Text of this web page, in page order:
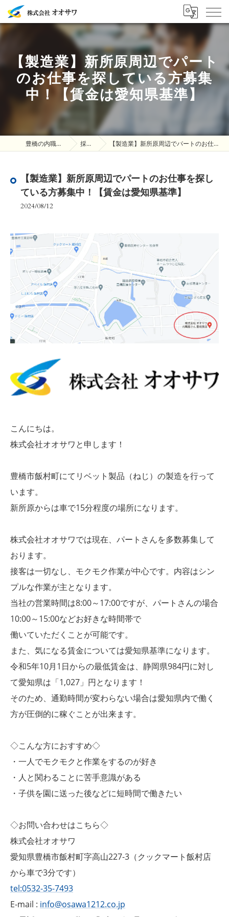
【製造業】新所原周辺でパート
のお仕事を探している方募集
中！【賃金は愛知県基準】
豊橋の内職は株式会社オオサワ 採用ブログ 【製造業】新所原周辺でパートのお仕事を探している方募集中！【賃金は愛知県基準】
【製造業】新所原周辺でパートのお仕事を探し
ている方募集中！【賃金は愛知県基準】
2024/08/12
こんにちは。
株式会社オオサワと申します！
豊橋市飯村町にてリベット製品（ねじ）の製造を行って
います。
新所原からは車で15分程度の場所になります。
株式会社オオサワでは現在、パートさんを多数募集して
おります。
接客は一切なし、モクモク作業が中心です。内容はシン
プルな作業が主となります。
当社の営業時間は8:00～17:00ですが、パートさんの場合
10:00～15:00などお好きな時間帯で
働いていただくことが可能です。
また、気になる賃金については愛知県基準になります。
令和5年10月1日からの最低賃金は、静岡県984円に対し
て愛知県は「1,027」円となります！
そのため、通勤時間が変わらない場合は愛知県内で働く
方が圧倒的に稼ぐことが出来ます。
◇こんな方におすすめ◇
・一人でモクモクと作業をするのが好き
・人と関わることに苦手意識がある
・子供を園に送った後などに短時間で働きたい
◇お問い合わせはこちら◇
株式会社オオサワ
愛知県豊橋市飯村町字高山227-3（クックマート飯村店
から車で3分です）
tel:0532-35-7493
E-mail : info@osawa1212.co.jp